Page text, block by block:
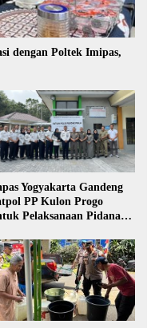
dengan Poltek Imipas,
Yogyakarta Gandeng
PP Kulon Progo
Pelaksanaan Pidana